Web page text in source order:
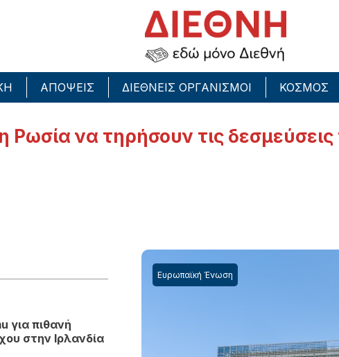
ΑΠΟΨΕΙΣ ΔΙΕΘΝΕΙΣ ΟΡΓΑΝΙΣΜΟΙ ΚΟΣΜΟΣ
Ρωσία να τηρήσουν τις
για πιθανή
στην Ιρλανδία
Ευρωπαϊκή Ένωση